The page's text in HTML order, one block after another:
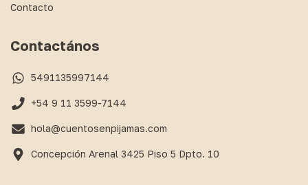
Contacto
Contactános
5491135997144
+54 9 11 3599-7144
hola@cuentosenpijamas.com
Concepción Arenal 3425 Piso 5 Dpto. 10